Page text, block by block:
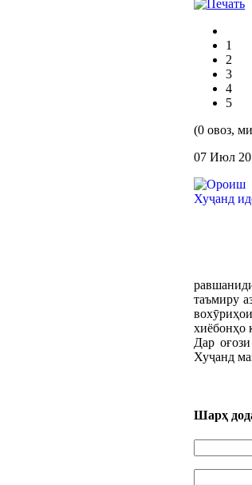
1
2
3
4
5
(0 овоз,
07 Июл
таъмиру
хиёбонҳо
Дар
Хуҷанд
Шарҳ